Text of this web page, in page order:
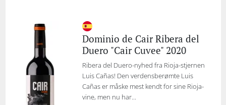
Dominio de Cair Ribera del
Duero "Cair Cuvee" 2020
Ribera del Duero-nyhed fra Rioja-stjernen
Luis Cañas! Den verdensberømte Luis
Cañas er måske mest kendt for sine Rioja-
vine, men nu har...